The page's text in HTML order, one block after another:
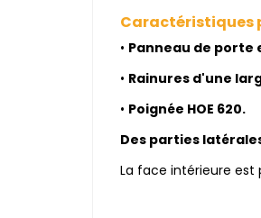
Caractéristiques
• Panneau de porte
• Rainures d'une
• Poignée HOE 620.
Des parties
La face intérieure est